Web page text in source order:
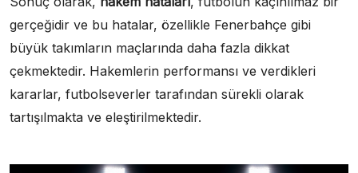
gerçeğidir ve bu hatalar, özellikle Fenerbahçe gibi
büyük takımların maçlarında daha fazla dikkat
çekmektedir. Hakemlerin performansı ve verdikleri
kararlar, futbolseverler tarafından sürekli olarak
tartışılmakta ve eleştirilmektedir.